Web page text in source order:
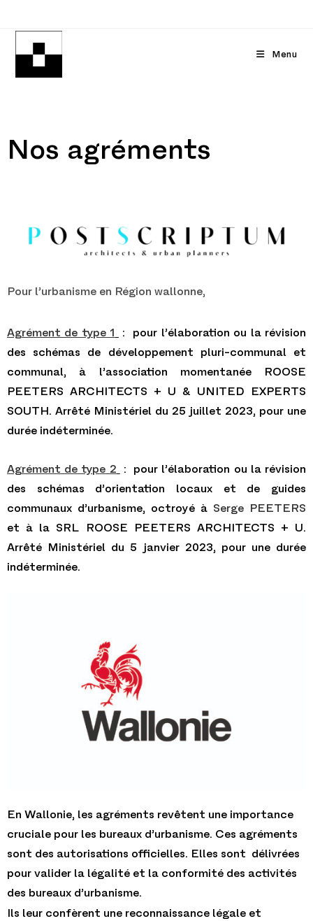
Menu
Nos agréments
Pour l’urbanisme en Région wallonne,
Agrément de type 1
: pour l’élaboration ou la révision
des schémas de développement pluri-communal et
communal, à l’association momentanée ROOSE
PEETERS ARCHITECTS + U & UNITED EXPERTS
SOUTH. Arrêté Ministériel du 25 juillet 2023, pour une
durée indéterminée.
Agrément de type 2 : pour l’élaboration ou la révision
des schémas d’orientation locaux et de guides
communaux d’urbanisme, octroyé à Serge PEETERS
et à la SRL ROOSE PEETERS ARCHITECTS + U.
Arrêté Ministériel du 5 janvier 2023, pour une durée
indéterminée.
En Wallonie, les agréments revêtent une importance
cruciale pour les bureaux d’urbanisme. Ces agréments
sont des autorisations officielles. Elles sont délivrées
pour valider la légalité et la conformité des activités
des bureaux d’urbanisme.
Ils leur confèrent une reconnaissance légale et